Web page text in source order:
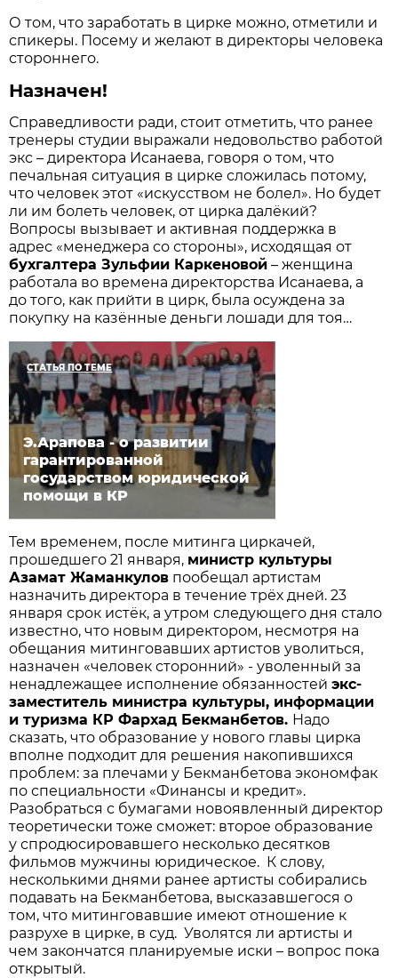
О том, что заработать в цирке можно, отметили и
спикеры. Посему и желают в директоры человека
стороннего.
Назначен!
Справедливости ради, стоит отметить, что ранее
тренеры студии выражали недовольство работой
экс – директора Исанаева, говоря о том, что
печальная ситуация в цирке сложилась потому,
что человек этот «искусством не болел». Но будет
ли им болеть человек, от цирка далёкий?
Вопросы вызывает и активная поддержка в
адрес «менеджера со стороны», исходящая от
бухгалтера Зульфии Каркеновой – женщина
работала во времена директорства Исанаева, а
до того, как прийти в цирк, была осуждена за
покупку на казённые деньги лошади для тоя…
СТАТЬЯ ПО ТЕМЕ
Э.Арапова - о развитии
гарантированной
государством юридической
помощи в КР
Тем временем, после митинга циркачей,
прошедшего 21 января, министр культуры
Азамат Жаманкулов пообещал артистам
назначить директора в течение трёх дней. 23
января срок истёк, а утром следующего дня стало
известно, что новым директором, несмотря на
обещания митинговавших артистов уволиться,
назначен «человек сторонний» - уволенный за
ненадлежащее исполнение обязанностейэкс-
заместитель министра культуры, информации
и туризма КР Фархад Бекманбетов. Надо
сказать, что образование у нового главы цирка
вполне подходит для решения накопившихся
проблем: за плечами у Бекманбетова экономфак
по специальности «Финансы и кредит».
Разобраться с бумагами новоявленный директор
теоретически тоже сможет: второе образование
у спродюсировавшего несколько десятков
фильмов мужчины юридическое. К слову,
несколькими днями ранее артисты собирались
подавать на Бекманбетова, высказавшегося о
том, что митинговавшие имеют отношение к
разрухе в цирке, в суд. Уволятся ли артисты и
чем закончатся планируемые иски – вопрос пока
открытый.